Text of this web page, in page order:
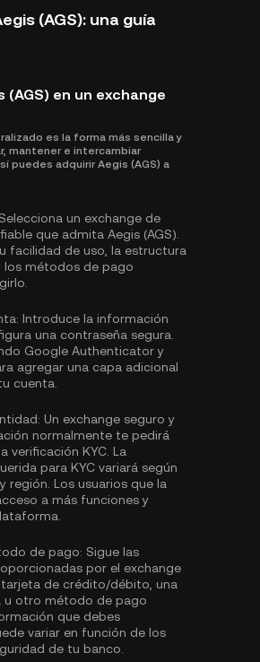
(AGS): una guía
(AGS) en un exchange
es la forma más sencilla y
mantener e intercambiar
puedes adquirir Aegis (AGS) a
Selecciona un exchange de
que admita Aegis (AGS).
facilidad de uso, la estructura
los métodos de pago
Introduce la información
una contraseña segura.
Google Authenticatory
agregar una capa adicional
cuenta.
Un exchange seguro y
normalmente te pedirá
verificación KYC. La
para KYC variará según
región. Los usuarios que la
a más funciones y
de pago: Sigue las
por el exchange
de crédito/débito, una
u otro método de pago
que debes
variar en función de los
de tu banco.